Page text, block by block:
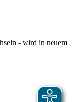
- wird in neuem